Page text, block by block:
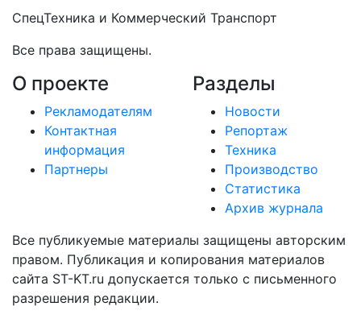
СпецТехника и Коммерческий Транспорт
Все права защищены.
О проекте
Рекламодателям
Контактная
информация
Партнеры
Разделы
Новости
Репортаж
Техника
Производство
Статистика
Архив журнала
Все публикуемые материалы защищены авторским
правом. Публикация и копирования материалов
сайта ST-KT.ru допускается только с письменного
разрешения редакции.